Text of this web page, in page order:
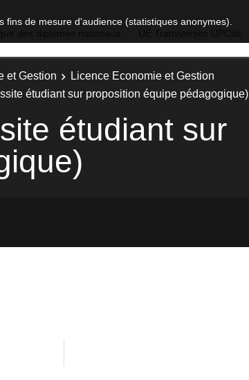
de mesure d'audience (statistiques anonymes).
et Gestion
Licence Economie et Gestion
étudiant sur proposition équipe pédagogique)
étudiant sur